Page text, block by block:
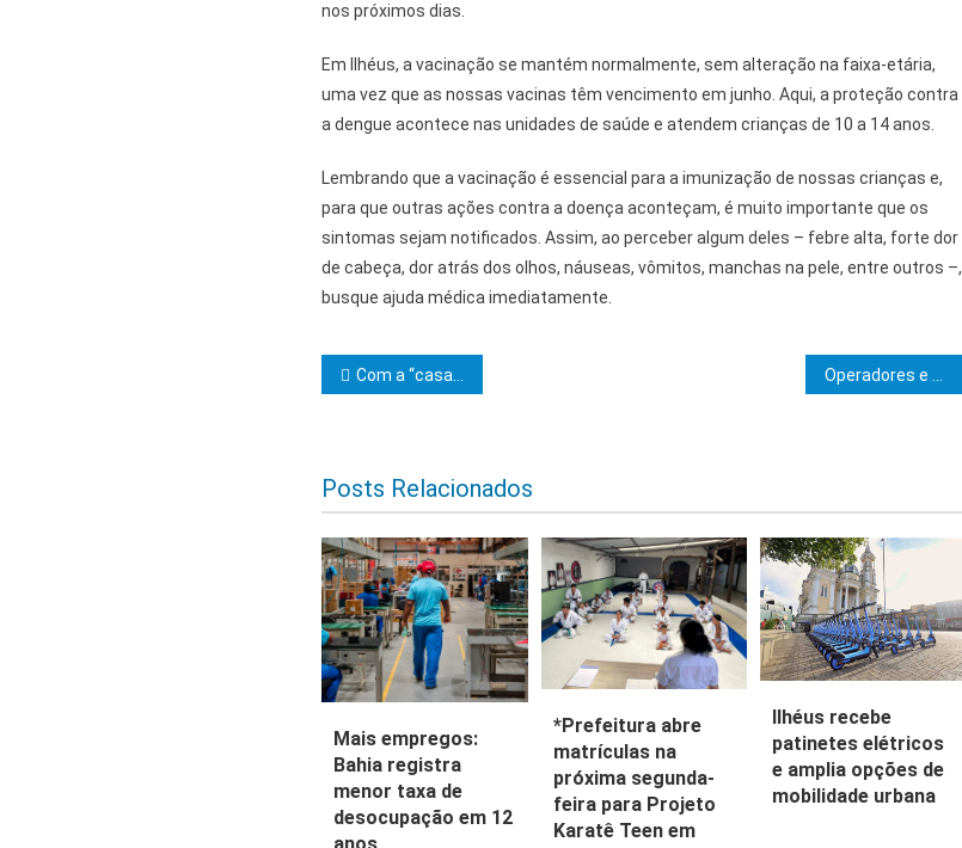
nos próximos dias.
Em Ilhéus, a vacinação se mantém normalmente, sem alteração na faixa-etária,
uma vez que as nossas vacinas têm vencimento em junho. Aqui, a proteção contra
a dengue acontece nas unidades de saúde e atendem crianças de 10 a 14 anos.
Lembrando que a vacinação é essencial para a imunização de nossas crianças e,
para que outras ações contra a doença aconteçam, é muito importante que os
sintomas sejam notificados. Assim, ao perceber algum deles – febre alta, forte dor
de cabeça, dor atrás dos olhos, náuseas, vômitos, manchas na pele, entre outros –,
busque ajuda médica imediatamente.
Navegação de Post
Com a “casa cheia”, Câmara de vereadores de Ibicaraí aprova Projeto de Lei 12/2024
Posts Relacionados
Mais empregos:
Bahia registra
menor taxa de
desocupação em 12
*Prefeitura abre
matrículas na
próxima segunda-
feira para Projeto
Karatê Teen em
Ilhéus recebe
patinetes elétricos
e amplia opções de
mobilidade urbana